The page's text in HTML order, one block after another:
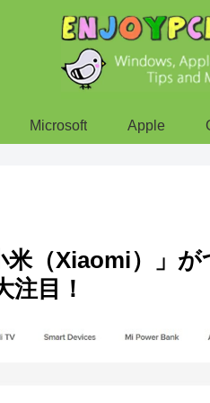
Microsoft Apple
（Xiaomi）」が
注目！